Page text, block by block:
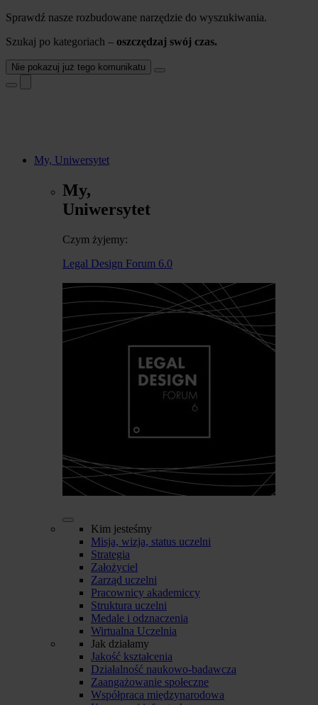
Sprawdź nasze rozbudowane narzędzie do wyszukiwania.
Szukaj po kategoriach – oszczędzaj swój czas.
Nie pokazuj już tego komunikatu
My, Uniwersytet
My,
Uniwersytet
Czym żyjemy:
Legal Design Forum 6.0
Kim jesteśmy
Misja, wizja, status uczelni
Strategia
Założyciel
Zarząd uczelni
Pracownicy akademiccy
Struktura uczelni
Medale i odznaczenia
Wirtualna Uczelnia
Jak działamy
Jakość kształcenia
Działalność naukowo-badawcza
Zaangażowanie społeczne
Współpraca międzynarodowa